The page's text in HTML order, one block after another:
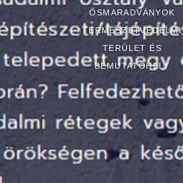
ŐSMARADVÁNYOK
TERMÉSZETVÉDELMI
TERÜLET ÉS
BEMUTATÓHELY